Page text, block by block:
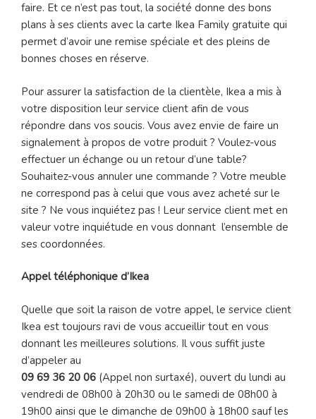
faire. Et ce n’est pas tout, la société donne des bons
plans à ses clients avec la carte Ikea Family gratuite qui
permet d’avoir une remise spéciale et des pleins de
bonnes choses en réserve.
Pour assurer la satisfaction de la clientèle, Ikea a mis à
votre disposition leur service client afin de vous
répondre dans vos soucis. Vous avez envie de faire un
signalement à propos de votre produit ? Voulez-vous
effectuer un échange ou un retour d’une table?
Souhaitez-vous annuler une commande ? Votre meuble
ne correspond pas à celui que vous avez acheté sur le
site ? Ne vous inquiétez pas ! Leur service client met en
valeur votre inquiétude en vous donnant l’ensemble de
ses coordonnées.
Appel téléphonique d’Ikea
Quelle que soit la raison de votre appel, le service client
Ikea est toujours ravi de vous accueillir tout en vous
donnant les meilleures solutions. Il vous suffit juste
d’appeler au
09 69 36 20 06 (Appel non surtaxé), ouvert du lundi au
vendredi de 08h00 à 20h30 ou le samedi de 08h00 à
19h00 ainsi que le dimanche de 09h00 à 18h00 sauf les